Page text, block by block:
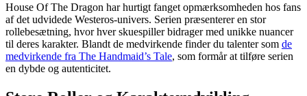
House Of The Dragon har hurtigt fanget opmærksomheden hos fans
af det udvidede Westeros-univers. Serien præsenterer en stor
rollebesætning, hvor hver skuespiller bidrager med unikke nuancer
til deres karakter. Blandt de medvirkende finder du talenter som de
medvirkende fra The Handmaid’s Tale, som formår at tilføre serien
en dybde og autenticitet.